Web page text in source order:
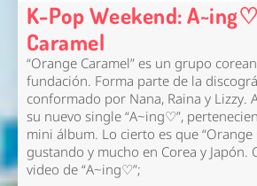
K-Pop Weekend:
Caramel
“Orange Caramel” es un grupo
fundación. Forma parte de la
conformado por Nana, Raina y Lizzy.
su nuevo single “A~ing♡”,
mini álbum. Lo cierto es que “Orange
gustando y mucho en Corea y Japón.
video de “A~ing♡”;